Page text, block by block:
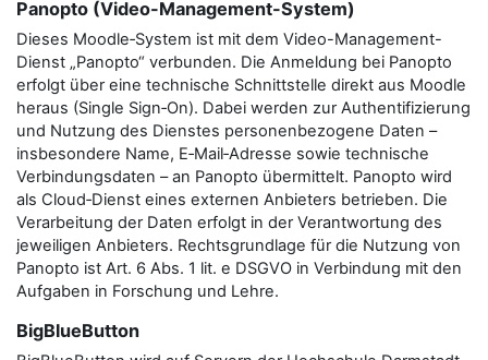
Panopto (Video-Management-System)
Dieses Moodle‑System ist mit dem Video-Management-
Dienst „Panopto“ verbunden. Die Anmeldung bei Panopto
erfolgt über eine technische Schnittstelle direkt aus Moodle
heraus (Single Sign‑On). Dabei werden zur Authentifizierung
und Nutzung des Dienstes personenbezogene Daten –
insbesondere Name, E‑Mail‑Adresse sowie technische
Verbindungsdaten – an Panopto übermittelt. Panopto wird
als Cloud‑Dienst eines externen Anbieters betrieben. Die
Verarbeitung der Daten erfolgt in der Verantwortung des
jeweiligen Anbieters. Rechtsgrundlage für die Nutzung von
Panopto ist Art. 6 Abs. 1 lit. e DSGVO in Verbindung mit den
Aufgaben in Forschung und Lehre.
BigBlueButton